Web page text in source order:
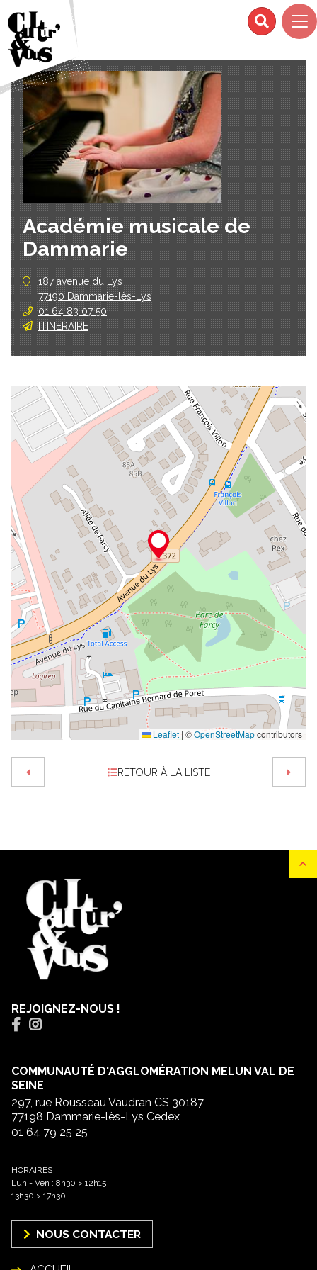
Académie musicale de
Dammarie
187 avenue du Lys
77190 Dammarie-lès-Lys
01 64 83 07 50
ITINÉRAIRE
Leaflet | ©OpenStreetMapcontributors
RETOUR À LA LISTE
REJOIGNEZ-NOUS !
COMMUNAUTÉ D'AGGLOMÉRATION MELUN VAL DE
SEINE
297, rue Rousseau Vaudran CS 30187
77198 Dammarie-lès-Lys Cedex
01 64 79 25 25
HORAIRES
Lun - Ven : 8h30 > 12h15
13h30 > 17h30
NOUS CONTACTER